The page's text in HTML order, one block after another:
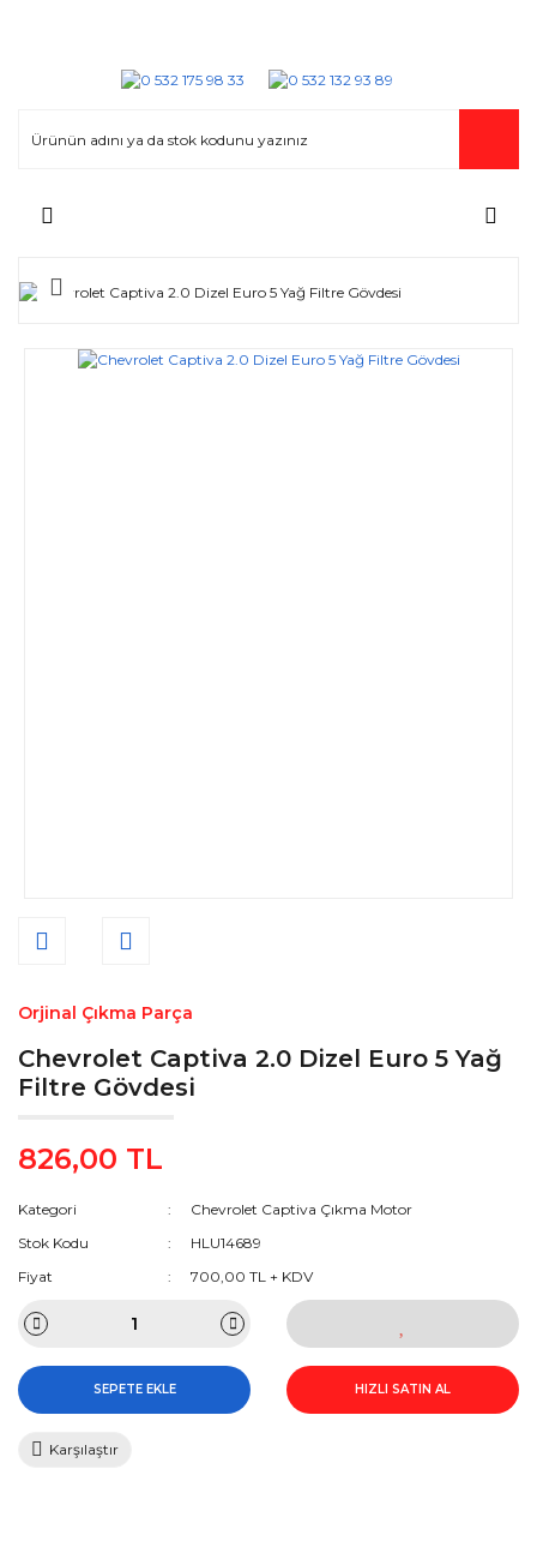
Orjinal Çıkma Parça
Chevrolet Captiva 2.0 Dizel Euro 5 Yağ
Filtre Gövdesi
826,00 TL
Kategori
Chevrolet Captiva Çıkma Motor
Stok Kodu
HLU14689
Fiyat
700,00 TL + KDV
SEPETE EKLE HIZLI SATIN AL
Karşılaştır